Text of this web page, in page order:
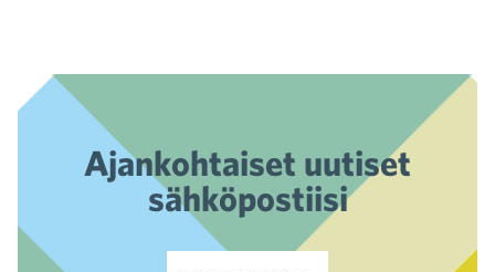
Ajankohtaiset uutiset
sähköpostiisi